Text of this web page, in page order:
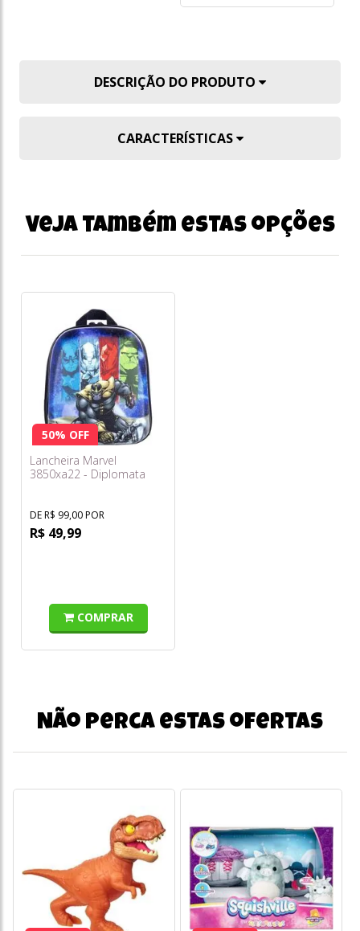
DESCRIÇÃO DO PRODUTO
CARACTERÍSTICAS
Veja também estas opções
50% OFF
Lancheira Marvel
3850xa22 - Diplomata
DE R$ 99,00 POR
R$ 49,99
COMPRAR
Não perca estas ofertas